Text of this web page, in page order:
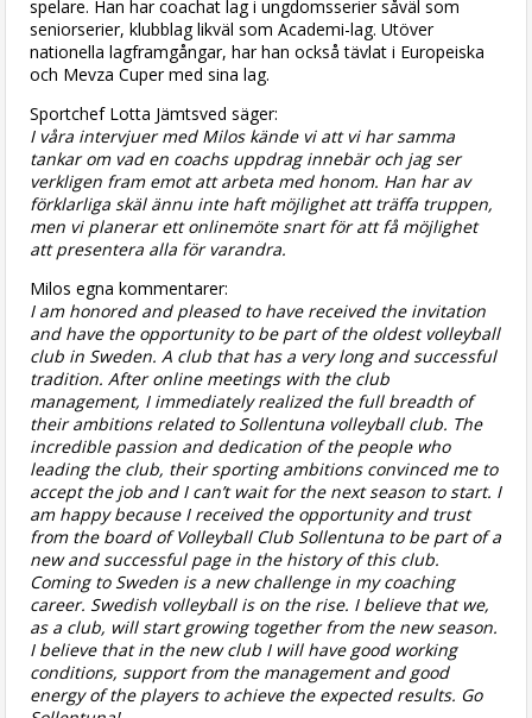
spelare. Han har coachat lag i ungdomsserier såväl som
seniorserier, klubblag likväl som Academi-lag. Utöver
nationella lagframgångar, har han också tävlat i Europeiska
och Mevza Cuper med sina lag.
Sportchef Lotta Jämtsved säger:
I våra intervjuer med Milos kände vi att vi har samma
tankar om vad en coachs uppdrag innebär och jag ser
verkligen fram emot att arbeta med honom. Han har av
förklarliga skäl ännu inte haft möjlighet att träffa truppen,
men vi planerar ett onlinemöte snart för att få möjlighet
att presentera alla för varandra.
Milos egna kommentarer:
I am honored and pleased to have received the invitation
and have the opportunity to be part of the oldest volleyball
club in Sweden. A club that has a very long and successful
tradition. After online meetings with the club
management, I immediately realized the full breadth of
their ambitions related to Sollentuna volleyball club. The
incredible passion and dedication of the people who
leading the club, their sporting ambitions convinced me to
accept the job and I can’t wait for the next season to start. I
am happy because I received the opportunity and trust
from the board of Volleyball Club Sollentuna to be part of a
new and successful page in the history of this club.
Coming to Sweden is a new challenge in my coaching
career. Swedish volleyball is on the rise. I believe that we,
as a club, will start growing together from the new season.
I believe that in the new club I will have good working
conditions, support from the management and good
energy of the players to achieve the expected results. Go